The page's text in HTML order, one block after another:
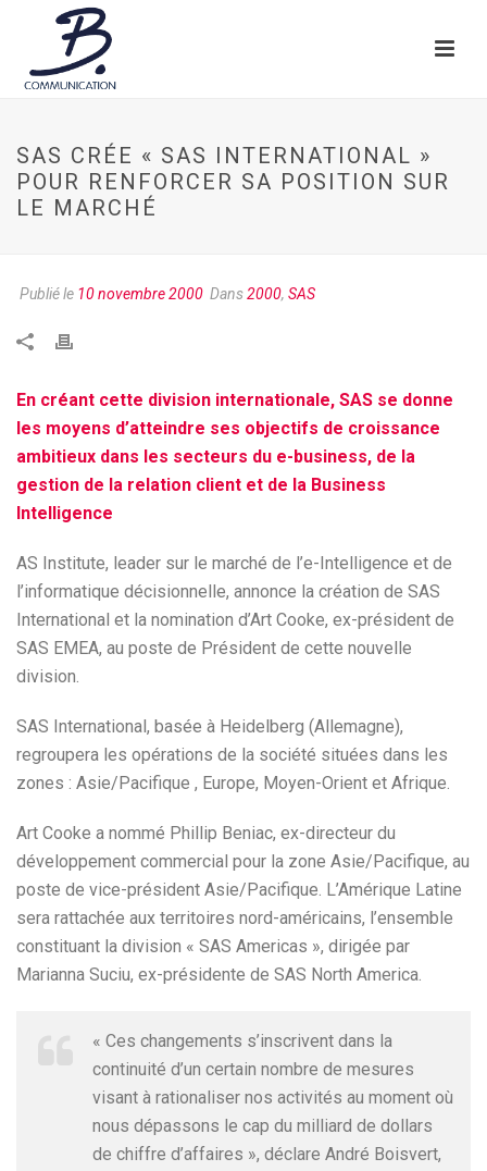
SAS CRÉE « SAS INTERNATIONAL »
POUR RENFORCER SA POSITION SUR
LE MARCHÉ
Publié le 10 novembre 2000 Dans2000, SAS
En créant cette division internationale, SAS se donne
les moyens d’atteindre ses objectifs de croissance
ambitieux dans les secteurs du e-business, de la
gestion de la relation client et de la Business
Intelligence
AS Institute, leader sur le marché de l’e-Intelligence et de
l’informatique décisionnelle, annonce la création de SAS
International et la nomination d’Art Cooke, ex-président de
SAS EMEA, au poste de Président de cette nouvelle
division.
SAS International, basée à Heidelberg (Allemagne),
regroupera les opérations de la société situées dans les
zones : Asie/Pacifique , Europe, Moyen-Orient et Afrique.
Art Cooke a nommé Phillip Beniac, ex-directeur du
développement commercial pour la zone Asie/Pacifique, au
poste de vice-président Asie/Pacifique. L’Amérique Latine
sera rattachée aux territoires nord-américains, l’ensemble
constituant la division « SAS Americas », dirigée par
Marianna Suciu, ex-présidente de SAS North America.
« Ces changements s’inscrivent dans la
continuité d’un certain nombre de mesures
visant à rationaliser nos activités au moment où
nous dépassons le cap du milliard de dollars
de chiffre d’affaires », déclare André Boisvert,